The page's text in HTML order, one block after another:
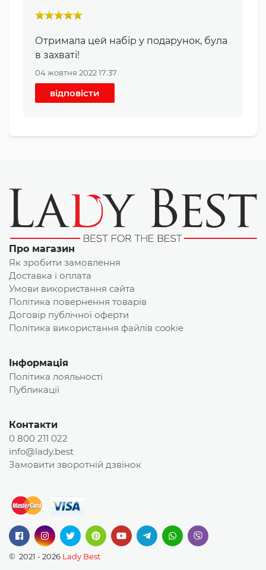
Отримала цей набір у подарунок, була
в захваті!
04 жовтня 2022 17:37
відповісти
Про магазин
Як зробити замовлення
Доставка і оплата
Умови використання сайта
Політика повернення товарів
Договір публічної оферти
Політика використання файлів cookie
Інформація
Політика лояльності
Публикації
Контакти
0 800 211 022
info@lady.best
Замовити зворотній дзвінок
© 2021 - 2026 Lady Best